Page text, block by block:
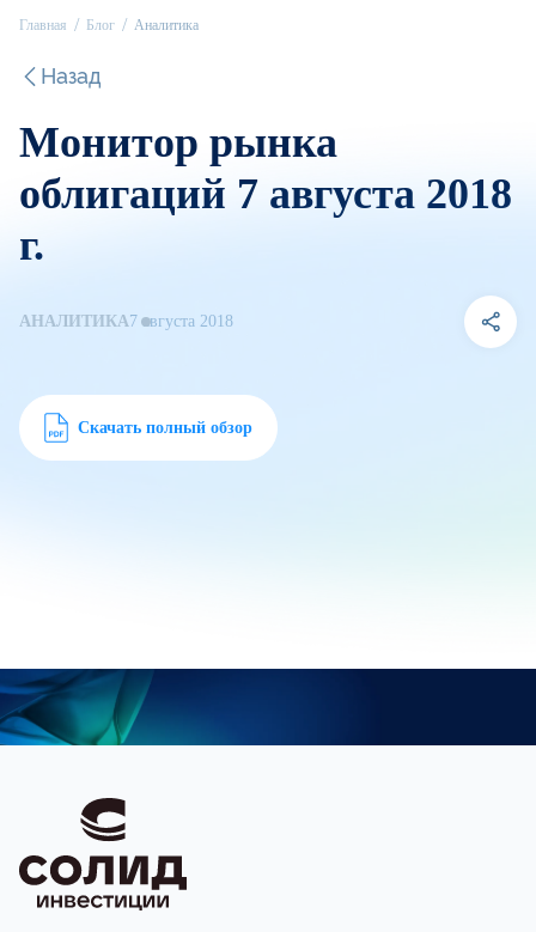
Главная Блог Аналитика
Назад
Монитор рынка
облигаций 7 августа 2018
г.
АНАЛИТИКА7 августа 2018
Скачать полный обзор